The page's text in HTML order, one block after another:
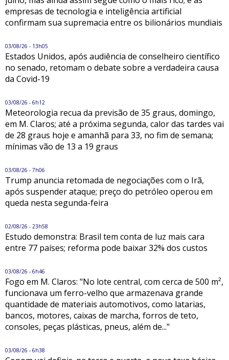
empresas de tecnologia e inteligência artificial
confirmam sua supremacia entre os bilionários mundiais
03/08/26 - 13h05
Estados Unidos, após audiência de conselheiro científico
no senado, retomam o debate sobre a verdadeira causa
da Covid-19
03/08/26 - 6h12
Meteorologia recua da previsão de 35 graus, domingo,
em M. Claros; até a próxima segunda, calor das tardes vai
de 28 graus hoje e amanhã para 33, no fim de semana;
mínimas vão de 13 a 19 graus
03/08/26 - 7h06
Trump anuncia retomada de negociações com o Irã,
após suspender ataque; preço do petróleo operou em
queda nesta segunda-feira
02/08/26 - 23h58
Estudo demonstra: Brasil tem conta de luz mais cara
entre 77 países; reforma pode baixar 32% dos custos
03/08/26 - 6h46
Fogo em M. Claros: "No lote central, com cerca de 500 m²,
funcionava um ferro-velho que armazenava grande
quantidade de materiais automotivos, como latarias,
bancos, motores, caixas de marcha, forros de teto,
consoles, peças plásticas, pneus, além de..."
03/08/26 - 6h38